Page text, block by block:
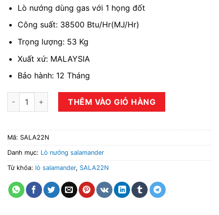
Lò nướng dùng gas với 1 họng đốt
Công suất: 38500 Btu/Hr(MJ/Hr)
Trọng lượng: 53 Kg
Xuất xứ: MALAYSIA
Bảo hành: 12 Tháng
Lò Salamander dùng gas SALA22N số lượng
THÊM VÀO GIỎ HÀNG
Mã: SALA22N
Danh mục: Lò nướng salamander
Từ khóa: lò salamander, SALA22N